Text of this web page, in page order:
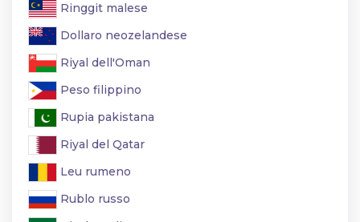
Ringgit malese
Dollaro neozelandese
Riyal dell'Oman
Peso filippino
Rupia pakistana
Riyal del Qatar
Leu rumeno
Rublo russo